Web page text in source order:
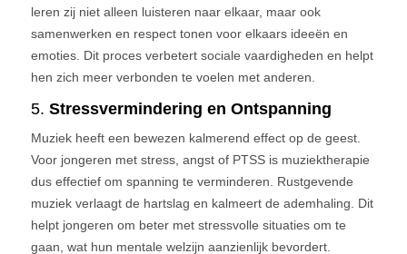
leren zij niet alleen luisteren naar elkaar, maar ook
samenwerken en respect tonen voor elkaars ideeën en
emoties. Dit proces verbetert sociale vaardigheden en helpt
hen zich meer verbonden te voelen met anderen.
5. Stressvermindering en Ontspanning
Muziek heeft een bewezen kalmerend effect op de geest.
Voor jongeren met stress, angst of PTSS is muziektherapie
dus effectief om spanning te verminderen. Rustgevende
muziek verlaagt de hartslag en kalmeert de ademhaling. Dit
helpt jongeren om beter met stressvolle situaties om te
gaan, wat hun mentale welzijn aanzienlijk bevordert.